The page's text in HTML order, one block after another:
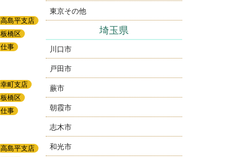
東京その他
埼玉県
川口市
戸田市
蕨市
朝霞市
志木市
和光市
高島平支店
板橋区
仕事
幸町支店
板橋区
仕事
高島平支店